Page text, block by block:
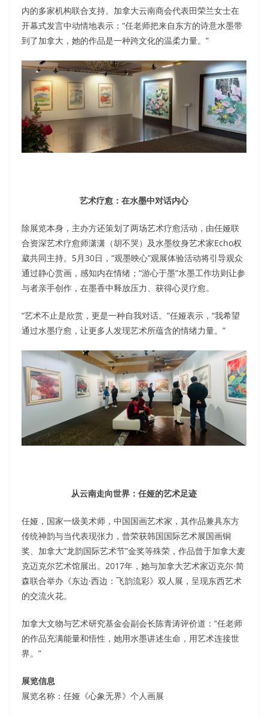
内的多家机构联合支持。加拿大云南商会代表田荣兰女士在
开幕式发言中动情地表示：“任老师把来自东方的诗意水墨带
到了加拿大，她的作品是一种跨文化的温柔力量。”
艺术疗愈：在水墨中对话内心
除展览本身，主办方还策划了两场艺术疗愈活动，由任娅联
合资深艺术疗愈师潇潇（胡不哭）及水墨纹身艺术家Echo权
葳共同主持。5月30日，“观墨映心”观展体验活动将引导观众
通过静心赏画，感知内在情绪；“游心于墨”水墨工作坊则让参
与者亲手创作，在墨香中释放压力、获得心灵疗愈。
“艺术不止是欣赏，更是一种自我对话。”任娅表示，“我希望
通过水墨疗愈，让更多人发现艺术所蕴含的情绪力量。”
从云南走向世界：任娅的艺术足迹
任娅，国家一级美术师，中国国画艺术家，其作品兼具东方
传统神韵与当代表现张力，曾荣获韩国国际艺术展国画铜
奖、加拿大“龙韵国际艺术节”金奖等殊荣，作品曾于加拿大麦
克迈克尔艺术馆展出。2017年，她与加拿大艺术家迈克尔·简
森联合举办《东边·西边：飞韵流彩》双人展，呈现东西艺术
的交流火花。
加拿大文物与艺术研究基金会副会长陈青涛评价道：“任老师
的作品充满能量和悟性，她用水墨讲述生命，用艺术连接世
界。”
展览信息
展览名称：任娅《心象无界》个人画展